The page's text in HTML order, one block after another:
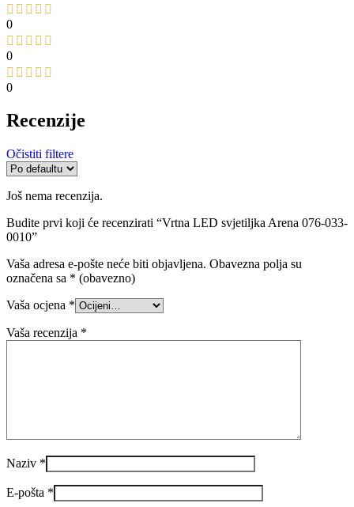
0
0
0
Recenzije
Očistiti filtere
Još nema recenzija.
Budite prvi koji će recenzirati “Vrtna LED svjetiljka Arena 076-033-
0010”
Vaša adresa e-pošte neće biti objavljena. Obavezna polja su
označena sa * (obavezno)
Vaša ocjena *
Vaša recenzija *
Naziv *
E-pošta *